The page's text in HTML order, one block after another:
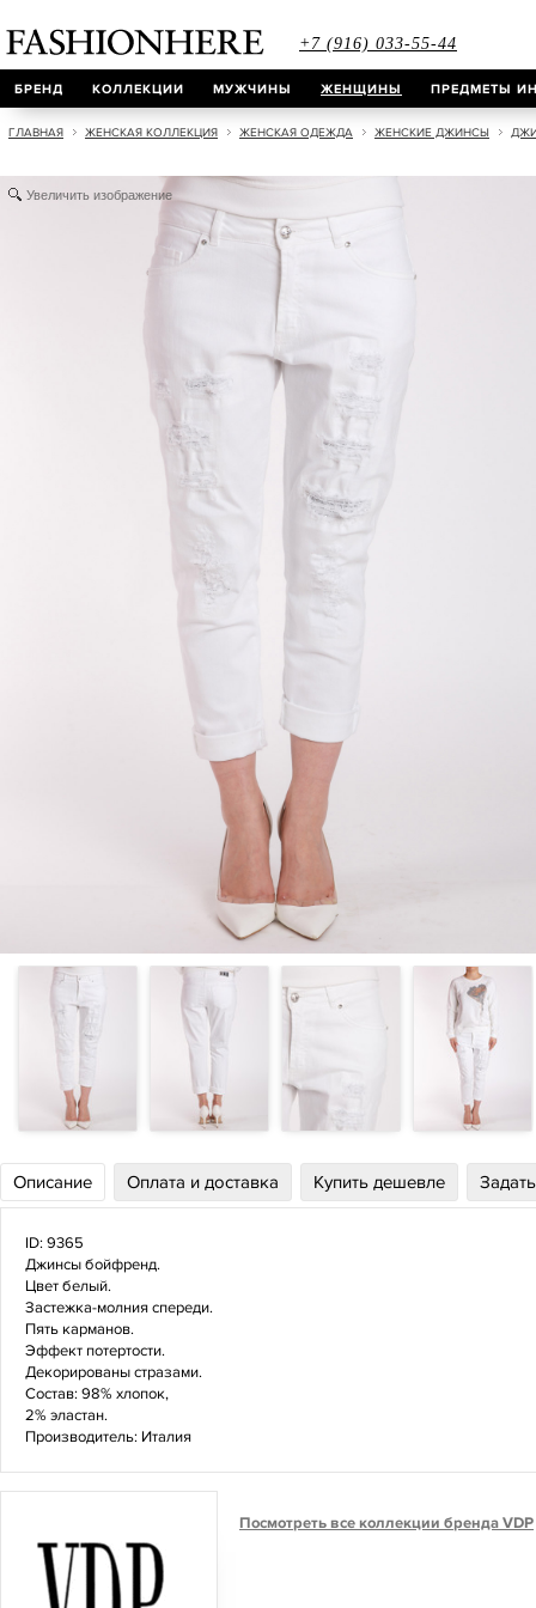
+7 (916) 033-55-44
БРЕНД КОЛЛЕКЦИИ МУЖЧИНЫ ЖЕНЩИНЫ ПРЕДМЕТЫ
ГЛАВНАЯ ЖЕНСКАЯ КОЛЛЕКЦИЯ ЖЕНСКАЯ ОДЕЖДА ЖЕНСКИЕ ДЖИНСЫ
Увеличить изображение
Описание Оплата и доставка Купить дешевле
ID: 9365
Джинсы бойфренд.
Цвет белый.
Застежка-молния спереди.
Пять карманов.
Эффект потертости.
Декорированы стразами.
Состав: 98% хлопок,
2% эластан.
Производитель: Италия
Посмотреть все коллекции бренда VDP